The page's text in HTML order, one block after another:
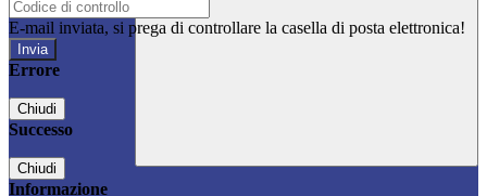
E-mail inviata, si prega di controllare la casella di posta elettronica!
Errore
Chiudi
Successo
Chiudi
Informazione